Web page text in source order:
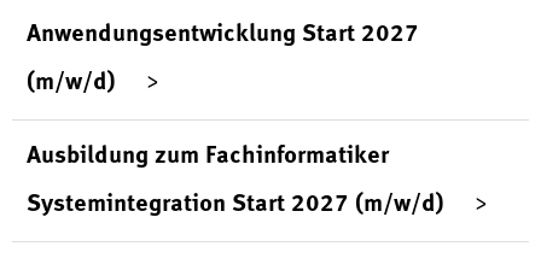
Anwendungsentwicklung Start 2027
(m/w/d)
Ausbildung zum Fachinformatiker
Systemintegration Start 2027 (m/w/d)